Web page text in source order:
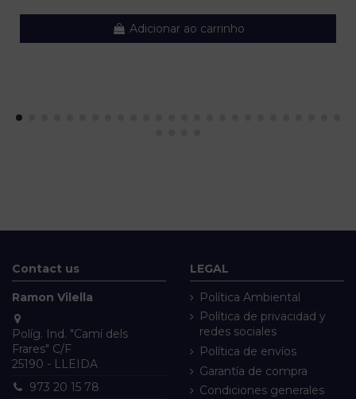
Adicionar ao carrinho
Contact us
Ramon Vilella
Políg. Ind. "Camí dels
Frares" C/F
25190 - LLEIDA
973 20 15 78
LEGAL
Política Ambiental
Política de privacidad y
redes sociales
Política de envíos
Garantía de compra
Condiciones generales